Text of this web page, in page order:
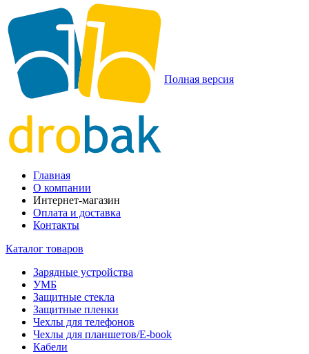
Полная версия
Главная
О компании
Интернет-магазин
Оплата и доставка
Контакты
Каталог товаров
Зарядные устройства
УМБ
Защитные стекла
Защитные пленки
Чехлы для телефонов
Чехлы для планшетов/E-book
Кабели